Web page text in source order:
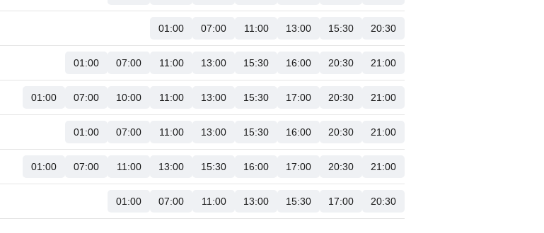
01:00 07:00 11:00 13:00 15:30 20:30
01:00 07:00 11:00 13:00 15:30 16:00 20:30 21:00
01:00 07:00 10:00 11:00 13:00 15:30 17:00 20:30 21:00
01:00 07:00 11:00 13:00 15:30 16:00 20:30 21:00
01:00 07:00 11:00 13:00 15:30 16:00 17:00 20:30 21:00
01:00 07:00 11:00 13:00 15:30 17:00 20:30